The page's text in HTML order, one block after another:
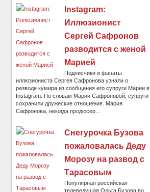
Instagram:
Иллюзионист
Сергей Сафронов
разводится с женой
Марией
Подписчики и фанаты
иллюзиониста Сергея Сафронова узнали о
разводе кумира из сообщения его супруги Марии в
Instagram. По словам Марии Сафроновой, супруги
сохранили дружеские отношения. Мария
Сафронова, некогда продюсер...
Снегурочка Бузова
пожаловалась Деду
Морозу на развод с
Тарасовым
Популярная российская
телеведущая Ольга Бузова во